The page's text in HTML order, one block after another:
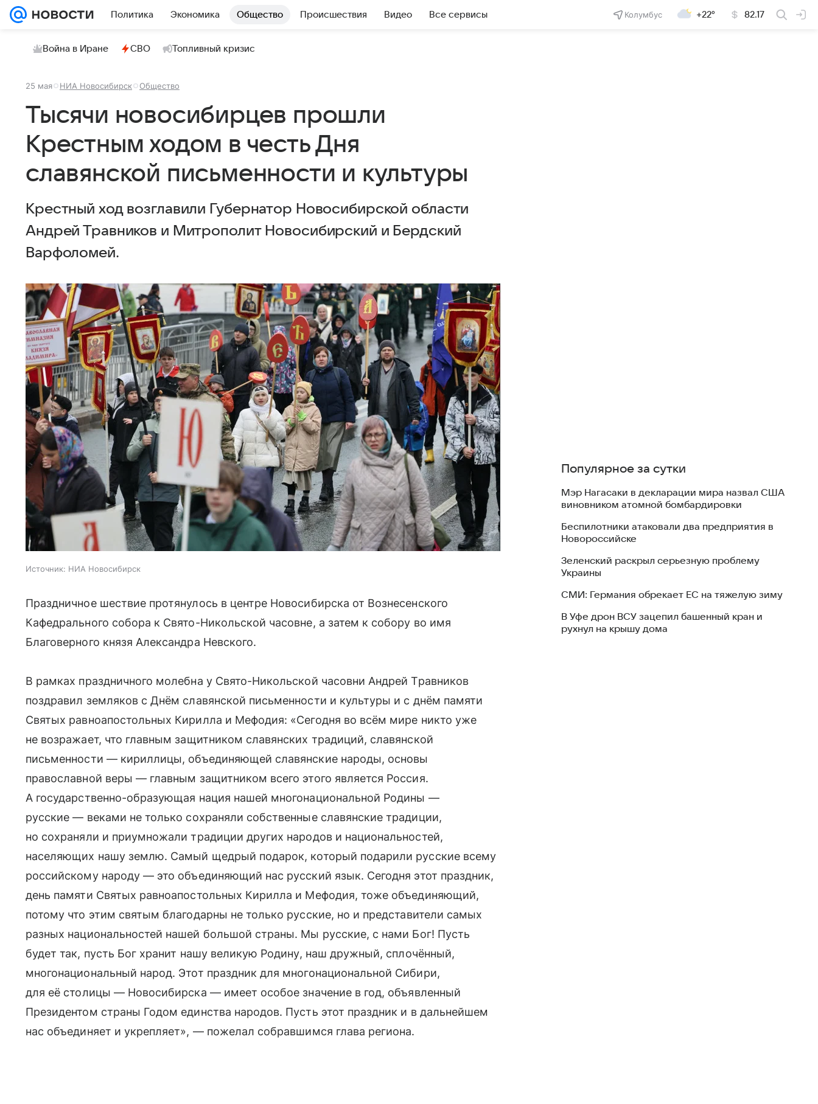
Политика Экономика Общество Происшествия Видео Все сервисы Колумбус +22° 82.17
Война в Иране СВО Топливный кризис
25 мая НИА Новосибирск Общество
Тысячи новосибирцев прошли
Крестным ходом в честь Дня
славянской письменности и культуры
Крестный ход возглавили Губернатор Новосибирской области
Андрей Травников и Митрополит Новосибирский и Бердский
Варфоломей.
Источник: НИА Новосибирск
Праздничное шествие протянулось в центре Новосибирска от Вознесенского
Кафедрального собора к Свято-Никольской часовне, а затем к собору во имя
Благоверного князя Александра Невского.
В рамках праздничного молебна у Свято-Никольской часовни Андрей Травников
поздравил земляков с Днём славянской письменности и культуры и с днём памяти
Святых равноапостольных Кирилла и Мефодия: «Сегодня во всём мире никто уже
не возражает, что главным защитником славянских традиций, славянской
письменности — кириллицы, объединяющей славянские народы, основы
православной веры — главным защитником всего этого является Россия.
А государственно-образующая нация нашей многонациональной Родины —
русские — веками не только сохраняли собственные славянские традиции,
но сохраняли и приумножали традиции других народов и национальностей,
населяющих нашу землю. Самый щедрый подарок, который подарили русские всему
российскому народу — это объединяющий нас русский язык. Сегодня этот праздник,
день памяти Святых равноапостольных Кирилла и Мефодия, тоже объединяющий,
потому что этим святым благодарны не только русские, но и представители самых
разных национальностей нашей большой страны. Мы русские, с нами Бог! Пусть
будет так, пусть Бог хранит нашу великую Родину, наш дружный, сплочённый,
многонациональный народ. Этот праздник для многонациональной Сибири,
для её столицы — Новосибирска — имеет особое значение в год, объявленный
Президентом страны Годом единства народов. Пусть этот праздник и в дальнейшем
нас объединяет и укрепляет», — пожелал собравшимся глава региона.
Популярное за сутки
Мэр Нагасаки в декларации мира назвал США
виновником атомной бомбардировки
Беспилотники атаковали два предприятия в
Новороссийске
Зеленский раскрыл серьезную проблему
Украины
СМИ: Германия обрекает ЕС на тяжелую зиму
В Уфе дрон ВСУ зацепил башенный кран и
рухнул на крышу дома